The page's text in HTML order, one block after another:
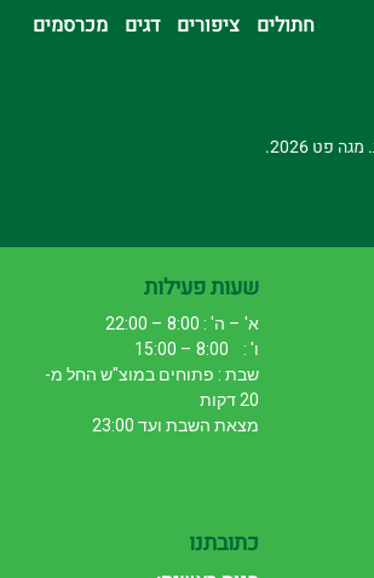
חתולים ציפורים דגים מכרסמים
פט 2026.
שעות פעילות
א' – ה' : 8:00 – 22:00
ו' : 8:00 – 15:00
שבת : פתוחים במוצ"ש החל מ-
20 דקות
מצאת השבת ועד 23:00
כתובתנו